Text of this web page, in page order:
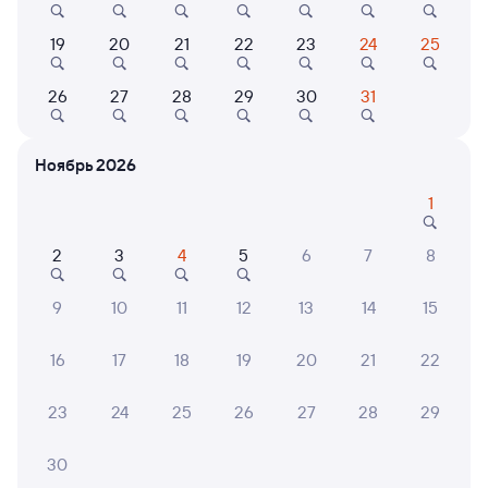
Выбор любимых мест на схемах вагонов
Подробные ответы на вопросы о поездке или
СМС-сопровождение до посадки в поезд
Частые вопросы
Что делать, если ошибся при вводе данных
19 20 21 22 23 24 25
26 27 28 29 30 31
Ноябрь 2026
1
2 3 4 5 6 7 8
9 10 11 12 13 14 15
16 17 18 19 20 21 22
23 24 25 26 27 28 29
30